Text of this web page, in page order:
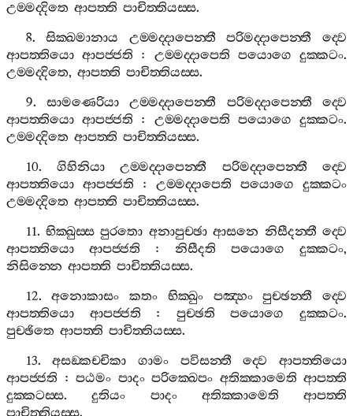
උම‍්මද‍්දිතෙ ආපත‍්ති පාචිත‍්තියස‍්ස.
8.සික‍්ඛමානාය උම‍්මද‍්දාපෙන‍්තී පරිමද‍්දාපෙන‍්තී
ද‍්වෙ
ආපත‍්තියො ආපජ‍්ජති : උම‍්මද‍්දාපෙති පයොගෙ දුක‍්කටං.
උම‍්මද‍්දිතෙ, ආපත‍්ති පාචිත‍්තියස‍්ස.
9. සාමණෙරියා උම‍්මද‍්දාපෙන‍්තී පරිමද‍්දාපෙන‍්තී
ද‍්වෙ
ආපත‍්තියො ආපජ‍්ජති : උම‍්මද‍්දාපෙති පයොගෙ දුක‍්කටං.
උම‍්මද‍්දිතෙ ආපත‍්ති පාචිත‍්තියස‍්ස.
10. ගිහිනියා උම‍්මද‍්දාපෙන‍්තී පරිමද‍්දාපෙන‍්තී
ද‍්වෙ
ආපත‍්තියො ආපජ‍්ජති : උම‍්මද‍්දාපෙති පයොගෙ
දුක‍්කටං
උම‍්මද‍්දිතෙ ආපත‍්ති පාචිත‍්තියස‍්ස.
11.භික‍්ඛුස‍්ස පුරතො අනාපුච‍්ඡා ආසනෙ නිසීදන‍්තී ද‍්වෙ
ආපත‍්තියො
ආපජ‍්ජති : නිසීදති පයොගෙ දුක‍්කටං,
නිසින‍්නෙ ආපත‍්ති පාචිත‍්තියස‍්ස.
12.අනොකාසං කතං භික‍්ඛුං පඤ‍්හං පුච‍්ඡන‍්තී
ද‍්වෙ
ආපත‍්තියො
ආපජ‍්ජති : පුච‍්ඡති පයොගෙ දුක‍්කටං.
පුච‍්ඡිතෙ ආපත‍්ති පාචිත‍්තියස‍්ස.
13.අසඞ‍්කච‍්චිකා ගාමං පවිසන‍්තී ද‍්වෙ
ආපත‍්තියො
ආපජ‍්ජති : පඨමං පාදං පරික‍්ඛෙපං අතික‍්කාමෙති ආපත‍්ති
දුක‍්කටස‍්ස.දුතියං පාදං අතික‍්කාමෙති
ආපත‍්ති